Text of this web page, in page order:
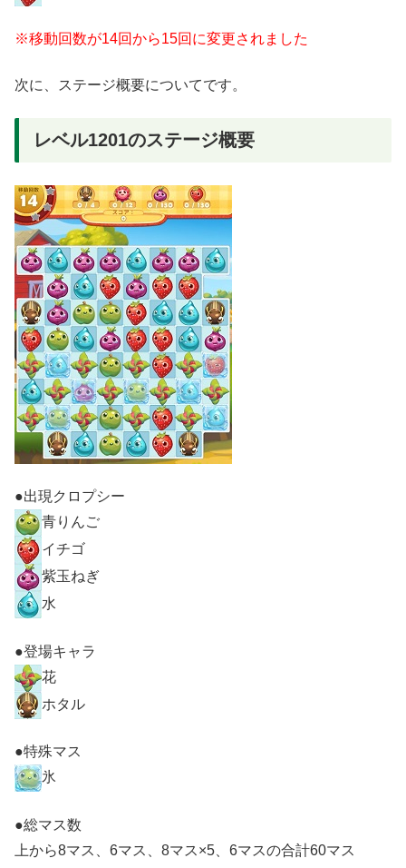
※移動回数が14回から15回に変更されました
次に、ステージ概要についてです。
レベル1201のステージ概要
●出現クロプシー
青りんご
イチゴ
紫玉ねぎ
水
●登場キャラ
花
ホタル
●特殊マス
氷
●総マス数
上から8マス、6マス、8マス×5、6マスの合計60マス